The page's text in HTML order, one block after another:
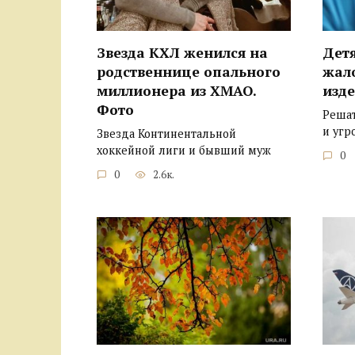
Звезда КХЛ женился на
родственнице опального
миллионера из ХМАО.
Фото
Звезда Континентальной
хоккейной лиги и бывший муж
0 2.6к.
и
0